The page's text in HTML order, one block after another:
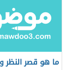
ما هو قصر النظر